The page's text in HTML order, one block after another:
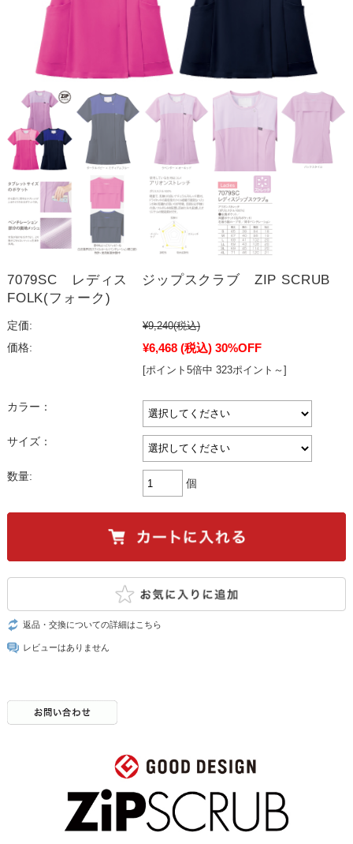
7079SC レディス ジップスクラブ ZIP SCRUB
FOLK(フォーク)
定価: ¥9,240(税込)
価格:
¥6,468 (税込) 30%OFF
[ポイント5倍中 323ポイント～]
カラー：
サイズ：
数量:
個
返品・交換についての詳細はこちら
レビューはありません